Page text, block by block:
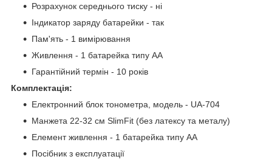
Розрахунок середнього тиску - ні
Індикатор заряду батарейки - так
Пам'ять - 1 вимірювання
Живлення - 1 батарейка типу AA
Гарантійний термін - 10 років
Комплектація:
Електронний блок тонометра, модель - UA-704
Манжета 22-32 см SlimFit (без латексу та металу)
Елемент живлення - 1 батарейка типу AA
Посібник з експлуатації